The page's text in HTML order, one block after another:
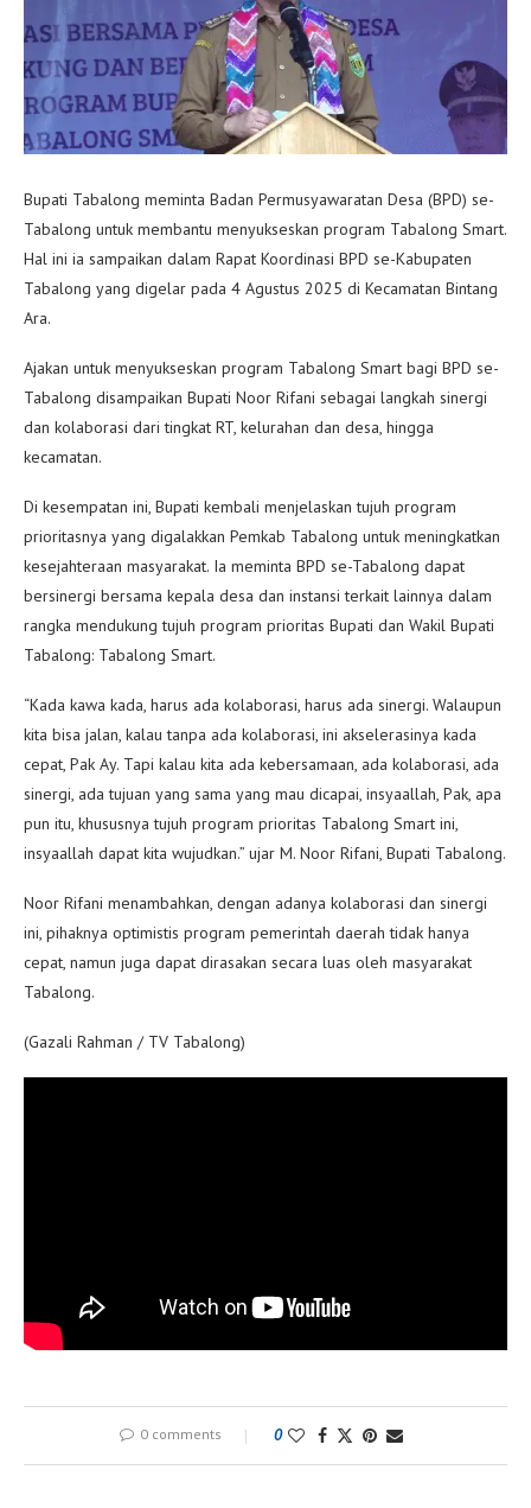
Bupati Tabalong meminta Badan Permusyawaratan Desa (BPD) se-
Tabalong untuk membantu menyukseskan program Tabalong Smart.
Hal ini ia sampaikan dalam Rapat Koordinasi BPD se-Kabupaten
Tabalong yang digelar pada 4 Agustus 2025 di Kecamatan Bintang
Ara.
Ajakan untuk menyukseskan program Tabalong Smart bagi BPD se-
Tabalong disampaikan Bupati Noor Rifani sebagai langkah sinergi
dan kolaborasi dari tingkat RT, kelurahan dan desa, hingga
kecamatan.
Di kesempatan ini, Bupati kembali menjelaskan tujuh program
prioritasnya yang digalakkan Pemkab Tabalong untuk meningkatkan
kesejahteraan masyarakat. Ia meminta BPD se-Tabalong dapat
bersinergi bersama kepala desa dan instansi terkait lainnya dalam
rangka mendukung tujuh program prioritas Bupati dan Wakil Bupati
Tabalong: Tabalong Smart.
“Kada kawa kada, harus ada kolaborasi, harus ada sinergi. Walaupun
kita bisa jalan, kalau tanpa ada kolaborasi, ini akselerasinya kada
cepat, Pak Ay. Tapi kalau kita ada kebersamaan, ada kolaborasi, ada
sinergi, ada tujuan yang sama yang mau dicapai, insyaallah, Pak, apa
pun itu, khususnya tujuh program prioritas Tabalong Smart ini,
insyaallah dapat kita wujudkan.” ujar M. Noor Rifani, Bupati Tabalong.
Noor Rifani menambahkan, dengan adanya kolaborasi dan sinergi
ini, pihaknya optimistis program pemerintah daerah tidak hanya
cepat, namun juga dapat dirasakan secara luas oleh masyarakat
Tabalong.
(Gazali Rahman / TV Tabalong)
0 comments 0